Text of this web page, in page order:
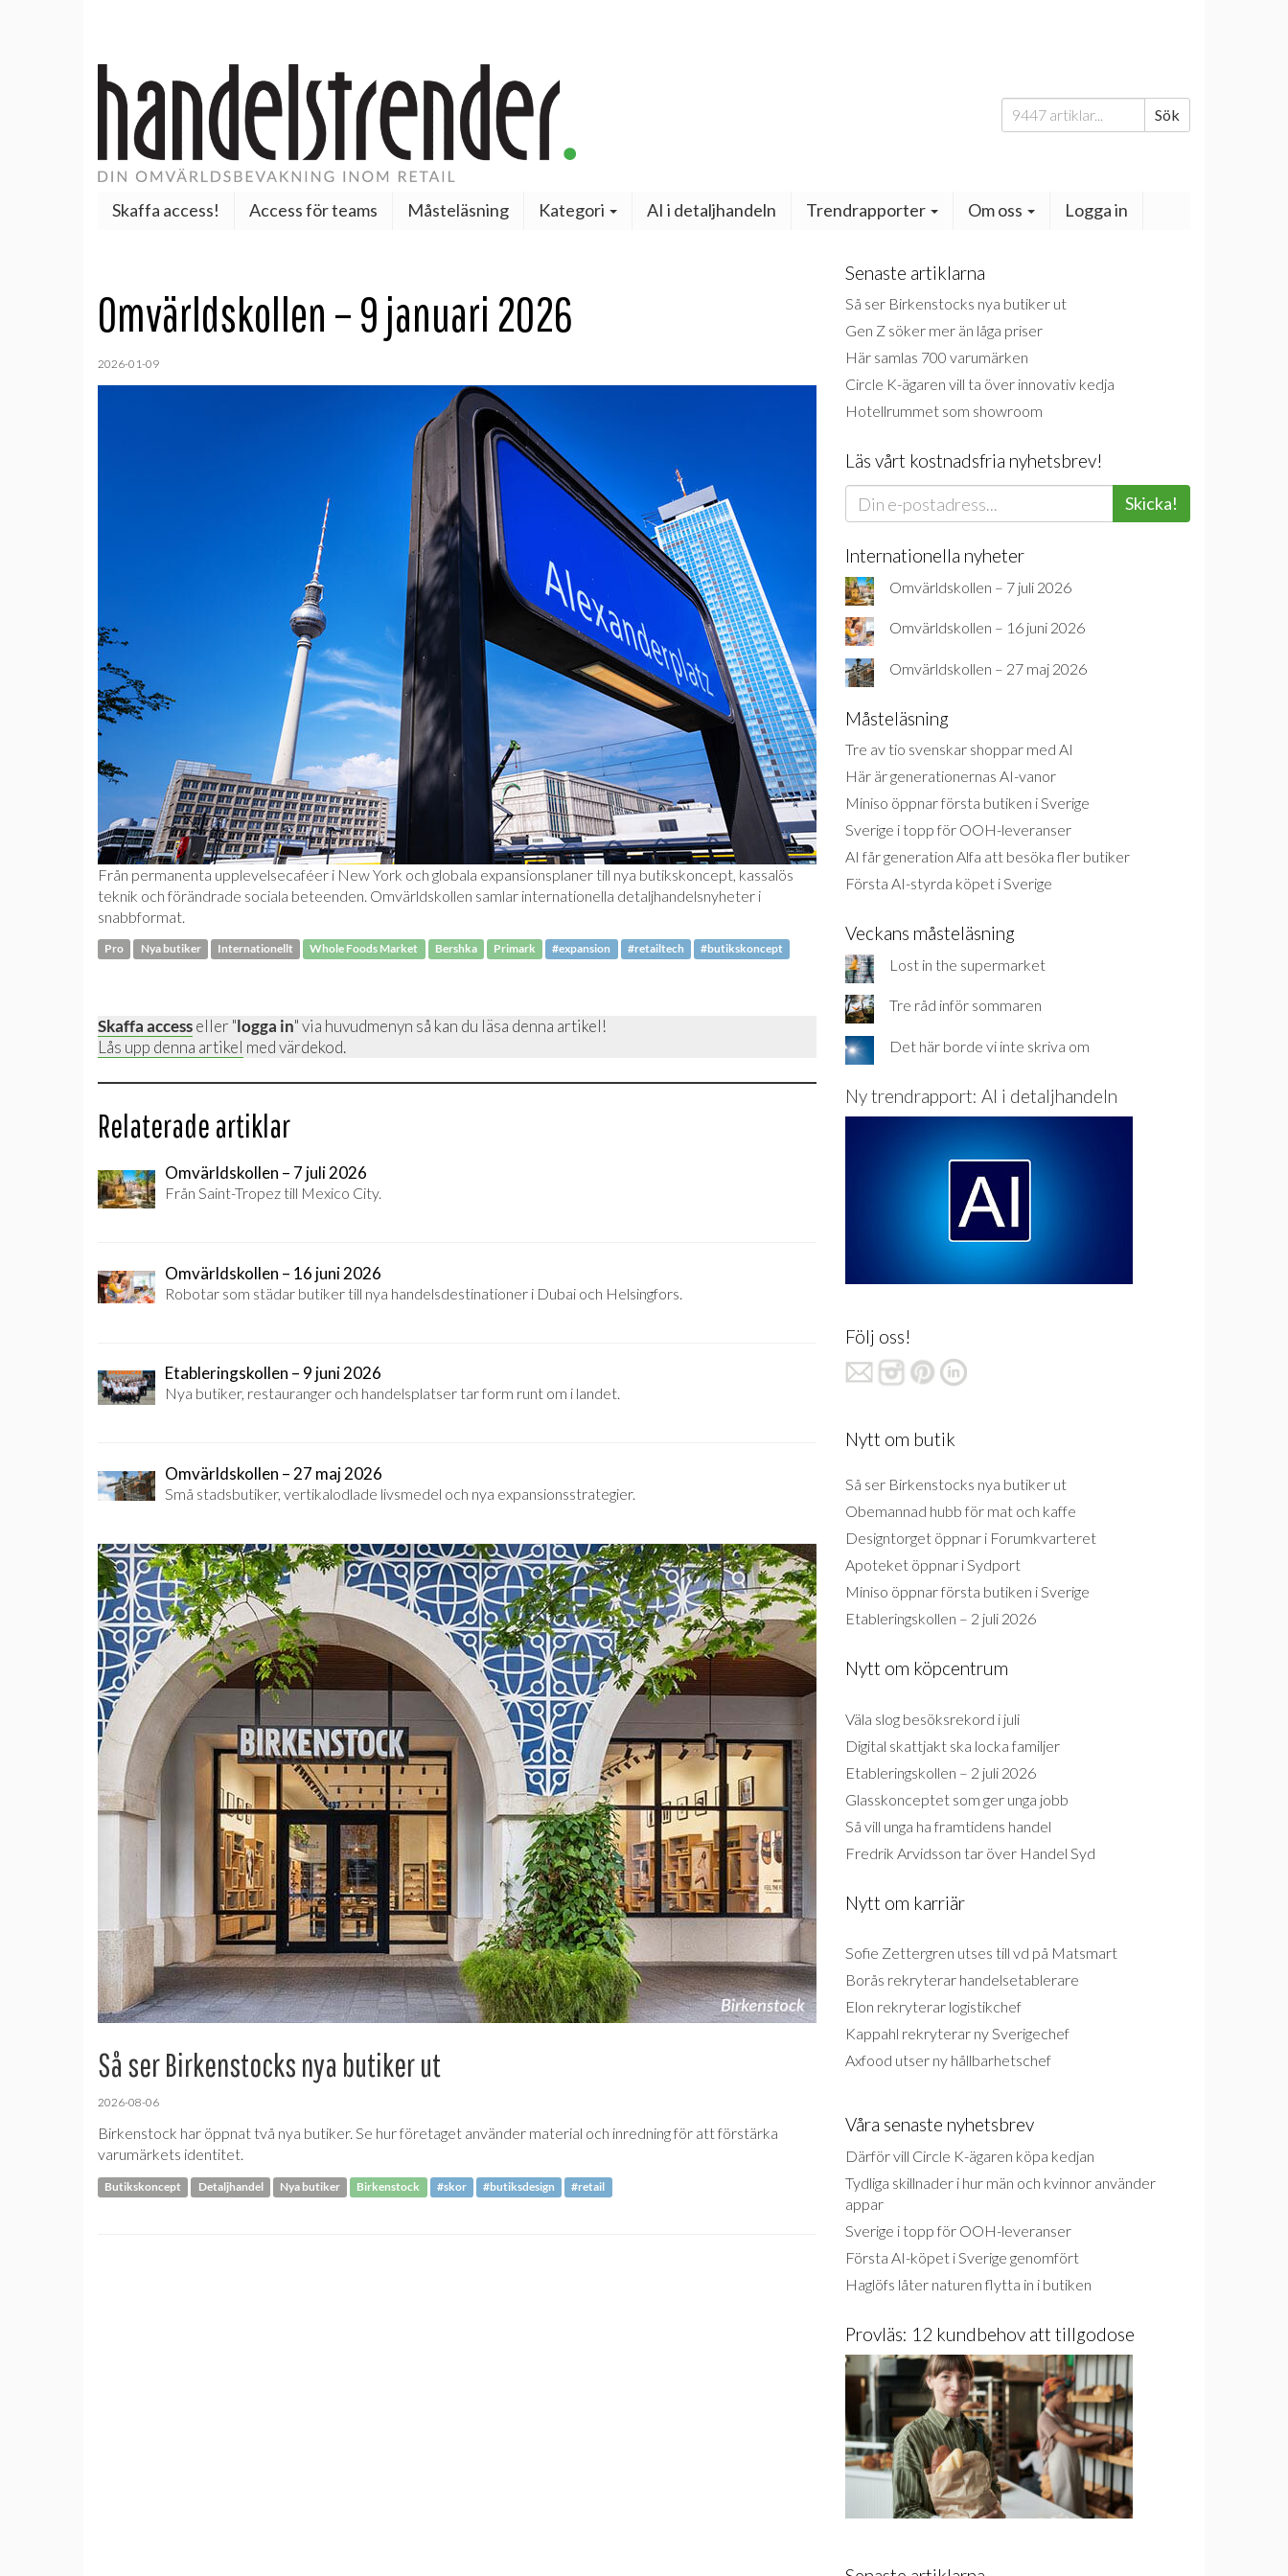
Sök
efter:
Sök
Skaffa access! Access för teams Måsteläsning Kategori AI i detaljhandeln Trendrapporter Om oss Logga in
Omvärldskollen – 9 januari 2026
2026-01-09
Från permanenta upplevelsecaféer i New York och globala expansionsplaner till nya butikskoncept, kassalös
teknik och förändrade sociala beteenden. Omvärldskollen samlar internationella detaljhandelsnyheter i
snabbformat.
Pro Nya butiker Internationellt Whole Foods Market Bershka Primark #expansion #retailtech #butikskoncept
Skaffa accesseller "logga in" via huvudmenyn så kan du läsa denna artikel!
Lås upp denna artikel med värdekod.
Relaterade artiklar
Omvärldskollen – 7 juli 2026
Från Saint-Tropez till Mexico City.
Omvärldskollen – 16 juni 2026
Robotar som städar butiker till nya handelsdestinationer i Dubai och Helsingfors.
Etableringskollen – 9 juni 2026
Nya butiker, restauranger och handelsplatser tar form runt om i landet.
Omvärldskollen – 27 maj 2026
Små stadsbutiker, vertikalodlade livsmedel och nya expansionsstrategier.
Så ser Birkenstocks nya butiker ut
2026-08-06
Birkenstock har öppnat två nya butiker. Se hur företaget använder material och inredning för att förstärka
varumärkets identitet.
Butikskoncept Detaljhandel Nya butiker Birkenstock #skor #butiksdesign #retail
Senaste artiklarna
Så ser Birkenstocks nya butiker ut
Gen Z söker mer än låga priser
Här samlas 700 varumärken
Circle K-ägaren vill ta över innovativ kedja
Hotellrummet som showroom
Läs vårt kostnadsfria nyhetsbrev!
Skicka!
Internationella nyheter
Omvärldskollen – 7 juli 2026
Omvärldskollen – 16 juni 2026
Omvärldskollen – 27 maj 2026
Måsteläsning
Tre av tio svenskar shoppar med AI
Här är generationernas AI-vanor
Miniso öppnar första butiken i Sverige
Sverige i topp för OOH-leveranser
AI får generation Alfa att besöka fler butiker
Första AI-styrda köpet i Sverige
Veckans måsteläsning
Lost in the supermarket
Tre råd inför sommaren
Det här borde vi inte skriva om
Ny trendrapport: AI i detaljhandeln
Följ oss!
Nytt om butik
Så ser Birkenstocks nya butiker ut
Obemannad hubb för mat och kaffe
Designtorget öppnar i Forumkvarteret
Apoteket öppnar i Sydport
Miniso öppnar första butiken i Sverige
Etableringskollen – 2 juli 2026
Nytt om köpcentrum
Väla slog besöksrekord i juli
Digital skattjakt ska locka familjer
Etableringskollen – 2 juli 2026
Glasskonceptet som ger unga jobb
Så vill unga ha framtidens handel
Fredrik Arvidsson tar över Handel Syd
Nytt om karriär
Sofie Zettergren utses till vd på Matsmart
Borås rekryterar handelsetablerare
Elon rekryterar logistikchef
Kappahl rekryterar ny Sverigechef
Axfood utser ny hållbarhetschef
Våra senaste nyhetsbrev
Därför vill Circle K-ägaren köpa kedjan
Tydliga skillnader i hur män och kvinnor använder
appar
Sverige i topp för OOH-leveranser
Första AI-köpet i Sverige genomfört
Haglöfs låter naturen flytta in i butiken
Provläs: 12 kundbehov att tillgodose